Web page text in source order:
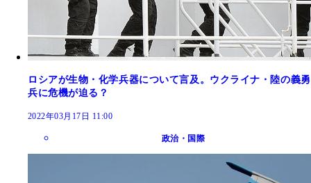
ロシアが生物・化学兵器について言及。ウクライナ・陸の義勇
兵に危機が迫る？
2022年03月17日 11:00
政治・国際